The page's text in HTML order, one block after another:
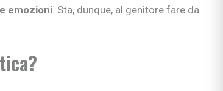
emozioni. Sta, dunque, al genitore fare da